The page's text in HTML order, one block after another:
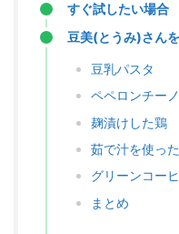
すぐ試したい場合
豆美(とうみ)さん
豆乳パスタ
ペペロンチーノ
麹漬けした鶏
茹で汁を使っ
グリーンコー
まとめ